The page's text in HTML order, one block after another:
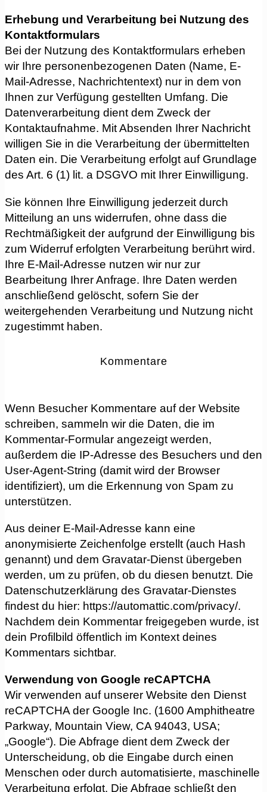
Erhebung und Verarbeitung bei Nutzung des
Kontaktformulars
Bei der Nutzung des Kontaktformulars erheben
wir Ihre personenbezogenen Daten (Name, E-
Mail-Adresse, Nachrichtentext) nur in dem von
Ihnen zur Verfügung gestellten Umfang. Die
Datenverarbeitung dient dem Zweck der
Kontaktaufnahme. Mit Absenden Ihrer Nachricht
willigen Sie in die Verarbeitung der übermittelten
Daten ein. Die Verarbeitung erfolgt auf Grundlage
des Art. 6 (1) lit. a DSGVO mit Ihrer Einwilligung.
Sie können Ihre Einwilligung jederzeit durch
Mitteilung an uns widerrufen, ohne dass die
Rechtmäßigkeit der aufgrund der Einwilligung bis
zum Widerruf erfolgten Verarbeitung berührt wird.
Ihre E-Mail-Adresse nutzen wir nur zur
Bearbeitung Ihrer Anfrage. Ihre Daten werden
anschließend gelöscht, sofern Sie der
weitergehenden Verarbeitung und Nutzung nicht
zugestimmt haben.
Kommentare
Wenn Besucher Kommentare auf der Website
schreiben, sammeln wir die Daten, die im
Kommentar-Formular angezeigt werden,
außerdem die IP-Adresse des Besuchers und den
User-Agent-String (damit wird der Browser
identifiziert), um die Erkennung von Spam zu
unterstützen.
Aus deiner E-Mail-Adresse kann eine
anonymisierte Zeichenfolge erstellt (auch Hash
genannt) und dem Gravatar-Dienst übergeben
werden, um zu prüfen, ob du diesen benutzt. Die
Datenschutzerklärung des Gravatar-Dienstes
findest du hier: https://automattic.com/privacy/.
Nachdem dein Kommentar freigegeben wurde, ist
dein Profilbild öffentlich im Kontext deines
Kommentars sichtbar.
Verwendung von Google reCAPTCHA
Wir verwenden auf unserer Website den Dienst
reCAPTCHA der Google Inc. (1600 Amphitheatre
Parkway, Mountain View, CA 94043, USA;
„Google“). Die Abfrage dient dem Zweck der
Unterscheidung, ob die Eingabe durch einen
Menschen oder durch automatisierte, maschinelle
Verarbeitung erfolgt. Die Abfrage schließt den